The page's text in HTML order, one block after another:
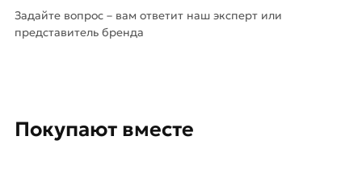
Задайте вопрос – вам ответит наш эксперт или
представитель бренда
Покупают вместе